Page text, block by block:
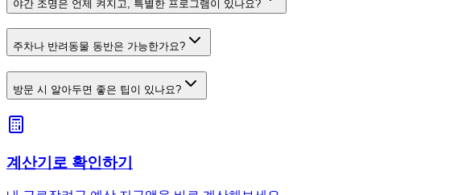
야간 조명은 언제 켜지고, 특별한 프로그램이 있나요?
주차나 반려동물 동반은 가능한가요?
방문 시 알아두면 좋은 팁이 있나요?
계산기로 확인하기